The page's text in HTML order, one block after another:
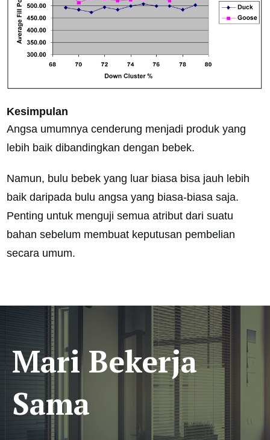
Kesimpulan
Angsa umumnya cenderung menjadi produk yang
lebih baik dibandingkan dengan bebek.
Namun, bulu bebek yang luar biasa bisa jauh lebih
baik daripada bulu angsa yang biasa-biasa saja.
Penting untuk menguji semua atribut dari suatu
bahan sebelum membuat keputusan pembelian
secara umum.
Mari Bekerja
Sama